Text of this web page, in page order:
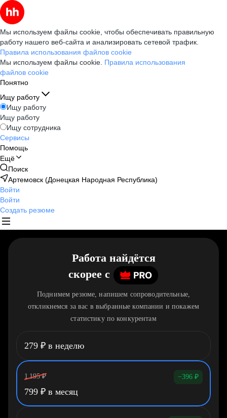
Мы используем файлы cookie, чтобы обеспечивать правильную
работу нашего веб-сайта и анализировать сетевой трафик.
Правила использования файлов cookie
Мы используем файлы cookie. Правила использования
файлов cookie
Понятно
Ищу работу
Ищу работу
Ищу работу
Ищу сотрудника
Сервисы
Помощь
Ещё
Поиск
Артемовск (Донецкая Народная Республика)
Войти
Войти
Создать резюме
Работа найдётся
скорее c
Поднимем резюме, напишем сопроводительные,
откликнемся за вас в выбранные компании и покажем
статистику по конкурентам
279 ₽ в неделю
1 195 ₽ −396 ₽
799 ₽ в месяц